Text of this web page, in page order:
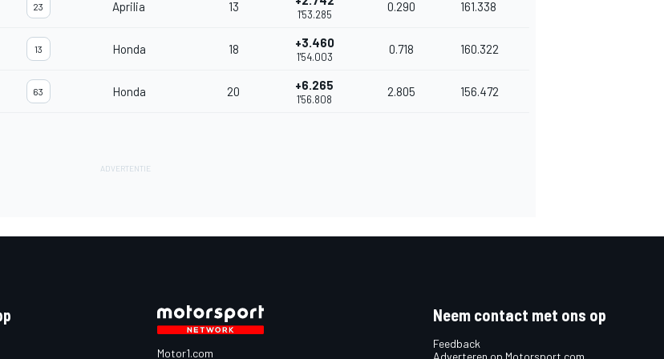
23 Aprilia 13
1'53.285
0.290 161.338
13 Honda 18 +3.460
1'54.003
0.718 160.322
63 Honda 20 +6.265
1'56.808
2.805 156.472
Motor1.com
Neem contact met ons op
Feedback
Adverteren op Motorsport.com